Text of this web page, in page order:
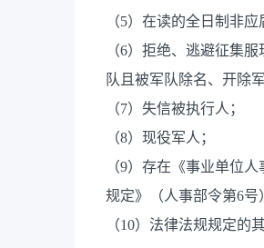
（5）在读的全日制非应
（6）拒绝、逃避征集
队且被军队除名、开除
（7）失信被执行人；
（8）现役军人；
（9）存在《事业单位
规定》（人事部令第6号
（10）法律法规规定的